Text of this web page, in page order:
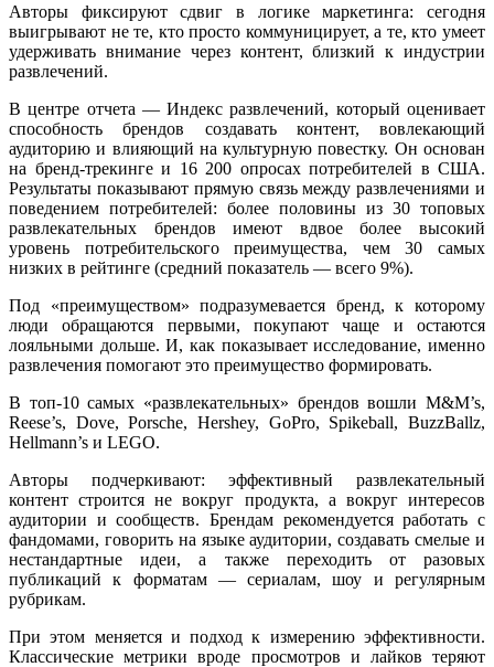
Авторы фиксируют сдвиг в логике маркетинга: сегодня
выигрывают не те, кто просто коммуницирует, а те, кто умеет
удерживать внимание через контент, близкий к индустрии
развлечений.
В центре отчета — Индекс развлечений, который оценивает
способность брендов создавать контент, вовлекающий
аудиторию и влияющий на культурную повестку. Он основан
на бренд-трекинге и 16 200 опросах потребителей в США.
Результаты показывают прямую связь между развлечениями и
поведением потребителей: более половины из 30 топовых
развлекательных брендов имеют вдвое более высокий
уровень потребительского преимущества, чем 30 самых
низких в рейтинге (средний показатель — всего 9%).
Под «преимуществом» подразумевается бренд, к которому
люди обращаются первыми, покупают чаще и остаются
лояльными дольше. И, как показывает исследование, именно
развлечения помогают это преимущество формировать.
В топ-10 самых «развлекательных» брендов вошли M&M’s,
Reese’s, Dove, Porsche, Hershey, GoPro, Spikeball, BuzzBallz,
Hellmann’s и LEGO.
Авторы подчеркивают: эффективный развлекательный
контент строится не вокруг продукта, а вокруг интересов
аудитории и сообществ. Брендам рекомендуется работать с
фандомами, говорить на языке аудитории, создавать смелые и
нестандартные идеи, а также переходить от разовых
публикаций к форматам — сериалам, шоу и регулярным
рубрикам.
При этом меняется и подход к измерению эффективности.
Классические метрики вроде просмотров и лайков теряют